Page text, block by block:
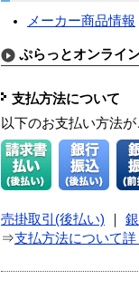
メーカー商品情報
ぷらっとオンライ
支払方法について
以下のお支払い方法が
売掛取引(後払い)
⇒支払方法について